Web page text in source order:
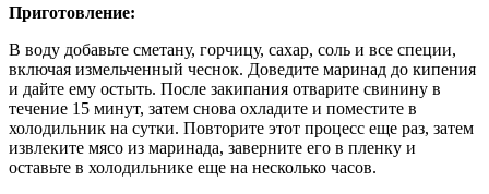
Приготовление:
В воду добавьте сметану, горчицу, сахар, соль и все специи,
включая измельченный чеснок. Доведите маринад до кипения
и дайте ему остыть. После закипания отварите свинину в
течение 15 минут, затем снова охладите и поместите в
холодильник на сутки. Повторите этот процесс еще раз, затем
извлеките мясо из маринада, заверните его в пленку и
оставьте в холодильнике еще на несколько часов.